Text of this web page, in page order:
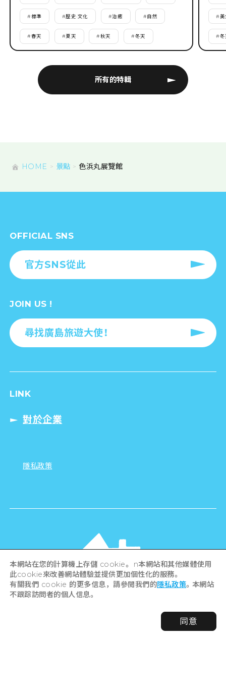
所有的特輯
#標準 #歷史·文化 #治癒 #自然
#春天 #夏天 #秋天 #冬天
#美
#冬
HOME 景點 色浜丸展覽館
OFFICIAL SNS
官方SNS從此
JOIN US !
尋找廣島旅遊大使！
LINK
對於企業
隱私政策
©Hiroshima Tourism Association /
Hiroshima Prefecture / Hiroshima City .
本網站在您的計算機上存儲 cookie。 n本網站和其他媒體使用
此cookie來改善網站體驗並提供更加個性化的服務。
有關我們 cookie 的更多信息，請參閱我們的隱私政策。本網站
不跟踪訪問者的個人信息。
同意